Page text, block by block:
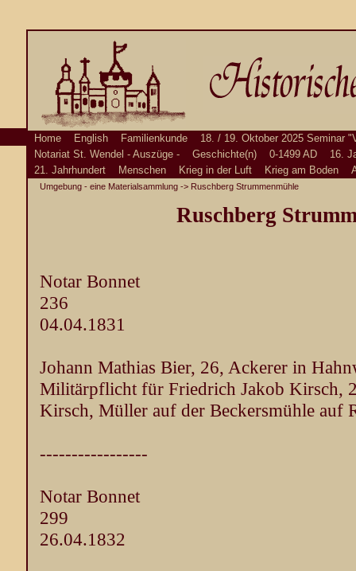
Home English Familienkunde
18. / 19. Oktober 2025 Seminar
Notariat St. Wendel - Auszüge -
Geschichte(n) 0-1499 AD
16.
21. Jahrhundert
Menschen Krieg in der Luft Krieg am Boden
Umgebung - eine Materialsammlung -> Ruschberg Strummenmühle
Ruschberg
Notar Bonnet
236
04.04.1831
Johann Mathias Bier, 26, Ackerer in
Militärpflicht für Friedrich Jakob Kirsch,
Kirsch, Müller auf der Beckersmühle auf
-----------------
Notar Bonnet
299
26.04.1832